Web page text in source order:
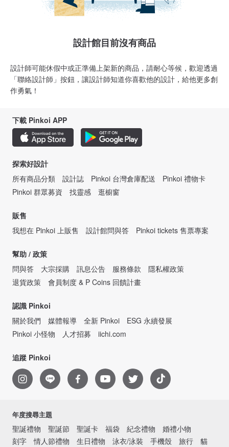
設計館目前沒有商品
設計師可能休假中或正準備上架新的商品，請耐心等候，歡迎透過
「聯絡設計師」按鈕，讓設計師知道你喜歡他的設計，給他更多創
作勇氣！
下載 Pinkoi APP
探索好設計
所有商品分類
設計誌 Pinkoi 台灣倉庫配送
Pinkoi 禮物卡
Pinkoi 群眾募資
找靈感 逛櫥窗
販售
我想在 Pinkoi 上販售
設計館問與答 Pinkoi tickets 售票專案
幫助 / 政策
問與答
大宗採購 訊息公告 服務條款
隱私權政策
退貨政策
會員制度 & P Coins 回饋計畫
認識 Pinkoi
關於我們
媒體報導 全新 Pinkoi
ESG 永續發展
Pinkoi 小怪物
人才招募 iichi.com
追蹤 Pinkoi
年度搜尋主題
聖誕禮物 聖誕節 聖誕卡 福袋 紀念禮物
婚禮小物
刻字
情人節禮物 生日禮物 泳衣/泳裝 手機殼 旅行 貓